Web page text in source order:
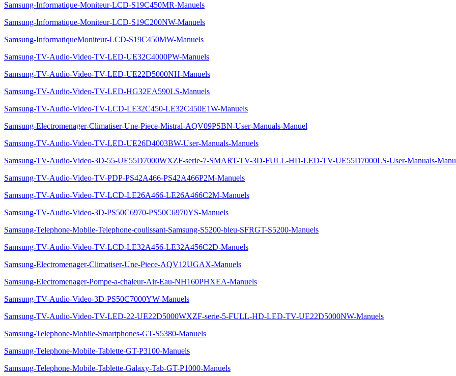
Samsung-Informatique-Moniteur-LCD-S19C450MR-Manuels
Samsung-Informatique-Moniteur-LCD-S19C200NW-Manuels
Samsung-InformatiqueMoniteur-LCD-S19C450MW-Manuels
Samsung-TV-Audio-Video-TV-LED-UE32C4000PW-Manuels
Samsung-TV-Audio-Video-TV-LED-UE22D5000NH-Manuels
Samsung-TV-Audio-Video-TV-LED-HG32EA590LS-Manuels
Samsung-TV-Audio-Video-TV-LCD-LE32C450-LE32C450E1W-Manuels
Samsung-Electromenager-Climatiser-Une-Piece-Mistral-AQV09PSBN-User-Manuals-Manuel
Samsung-TV-Audio-Video-TV-LED-UE26D4003BW-User-Manuals-Manuels
Samsung-TV-Audio-Video-3D-55-UE55D7000WXZF-serie-7-SMART-TV-3D-FULL-HD-LED-TV-UE55D7000LS-User-Manuals-
Samsung-TV-Audio-Video-TV-PDP-PS42A466-PS42A466P2M-Manuels
Samsung-TV-Audio-Video-TV-LCD-LE26A466-LE26A466C2M-Manuels
Samsung-TV-Audio-Video-3D-PS50C6970-PS50C6970YS-Manuels
Samsung-Telephone-Mobile-Telephone-coulissant-Samsung-S5200-bleu-SFRGT-S5200-Manuels
Samsung-TV-Audio-Video-TV-LCD-LE32A456-LE32A456C2D-Manuels
Samsung-Electromenager-Climatiser-Une-Piece-AQV12UGAX-Manuels
Samsung-Electromenager-Pompe-a-chaleur-Air-Eau-NH160PHXEA-Manuels
Samsung-TV-Audio-Video-3D-PS50C7000YW-Manuels
Samsung-TV-Audio-Video-TV-LED-22-UE22D5000WXZF-serie-5-FULL-HD-LED-TV-UE22D5000NW-Manuels
Samsung-Telephone-Mobile-Smartphones-GT-S5380-Manuels
Samsung-Telephone-Mobile-Tablette-GT-P3100-Manuels
Samsung-Telephone-Mobile-Tablette-Galaxy-Tab-GT-P1000-Manuels